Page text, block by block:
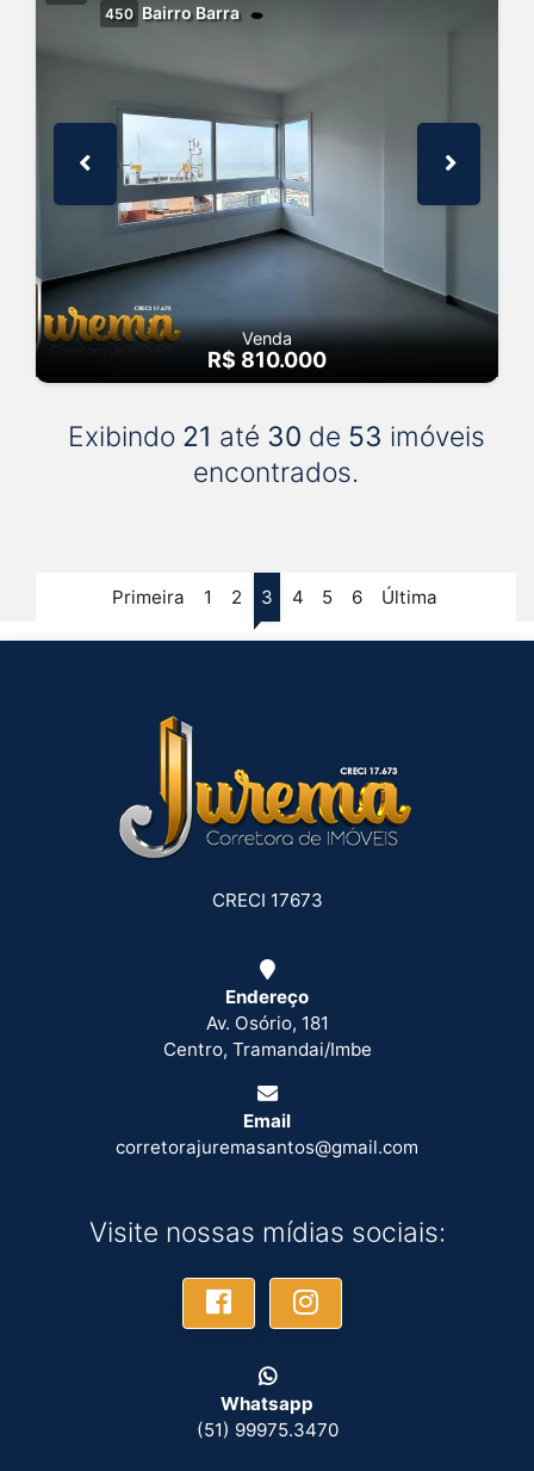
450 Bairro Barra
Venda
R$ 810.000
Exibindo 21 até 30 de 53 imóveis
encontrados.
Primeira 1 2 3 4 5 6 Última
CRECI 17673
Endereço
Av. Osório, 181
Centro, Tramandai/Imbe
Email
corretorajuremasantos@gmail.com
Visite nossas mídias sociais:
Whatsapp
(51) 99975.3470